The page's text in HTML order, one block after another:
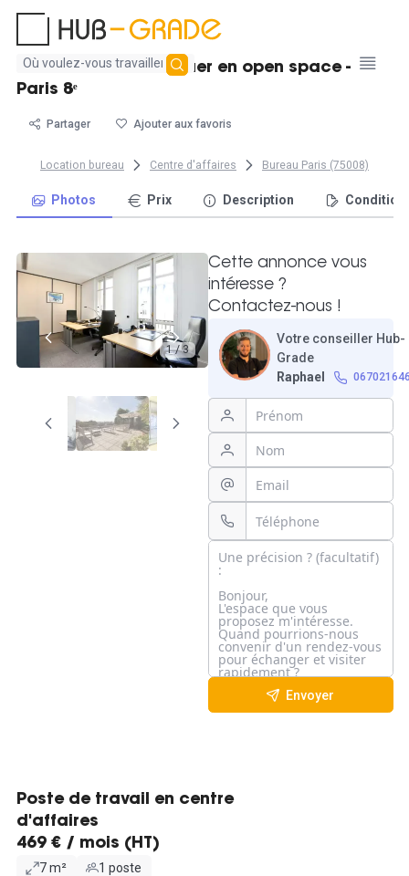
Aucun
résultat
Poste de travail à louer en open space -
Paris 8ᵉ
Partager Ajouter aux favoris
Location bureau Centre d'affaires Bureau Paris (75008)
Photos Prix Description
1 / 3
Cette annonce vous
intéresse ?
Contactez-nous !
Votre conseiller Hub-
Grade
Raphael
Envoyer
Poste de travail en centre
d'affaires
469 € / mois (HT)
7 m² 1 poste